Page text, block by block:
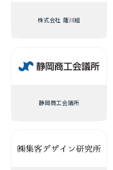
株式会社 薩川組
静岡商工会議所